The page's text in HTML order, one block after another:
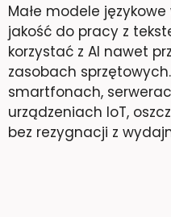
Małe modele
jakość do pracy z
korzystać z AI nawet
zasobach
smartfonach,
urządzeniach IoT,
bez rezygnacji z